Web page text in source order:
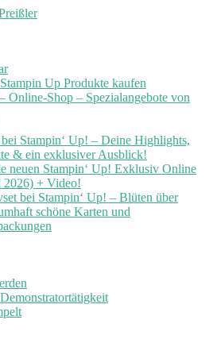
Up Produkte kaufen
Online-Shop – Spezialangebote von
Stampin‘ Up! – Deine Highlights,
& ein exklusiver Ausblick!
neuen Stampin‘ Up! Exklusiv Online
2026) + Video!
bei Stampin‘ Up! – Blüten über
schöne Karten und